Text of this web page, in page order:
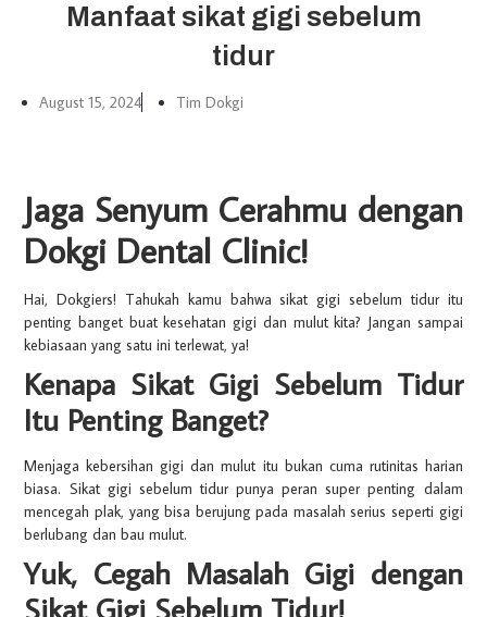
Manfaat sikat gigi sebelum
tidur
August 15, 2024 Tim Dokgi
Jaga Senyum Cerahmu dengan
Dokgi Dental Clinic!
Hai, Dokgiers! Tahukah kamu bahwa sikat gigi sebelum tidur itu
penting banget buat kesehatan gigi dan mulut kita? Jangan sampai
kebiasaan yang satu ini terlewat, ya!
Kenapa Sikat Gigi Sebelum Tidur
Itu Penting Banget?
Menjaga kebersihan gigi dan mulut itu bukan cuma rutinitas harian
biasa. Sikat gigi sebelum tidur punya peran super penting dalam
mencegah plak, yang bisa berujung pada masalah serius seperti gigi
berlubang dan bau mulut.
Yuk, Cegah Masalah Gigi dengan
Sikat Gigi Sebelum Tidur!